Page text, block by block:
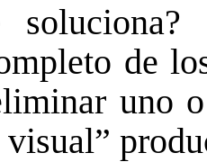
de
uno